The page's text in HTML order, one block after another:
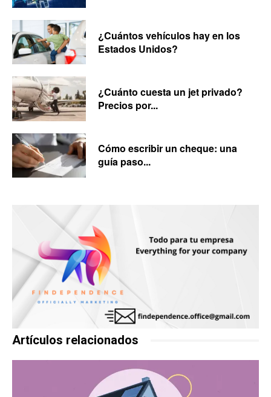
¿Cuántos vehículos hay en los
Estados Unidos?
¿Cuánto cuesta un jet privado?
Precios por...
Cómo escribir un cheque: una
guía paso...
Artículos relacionados